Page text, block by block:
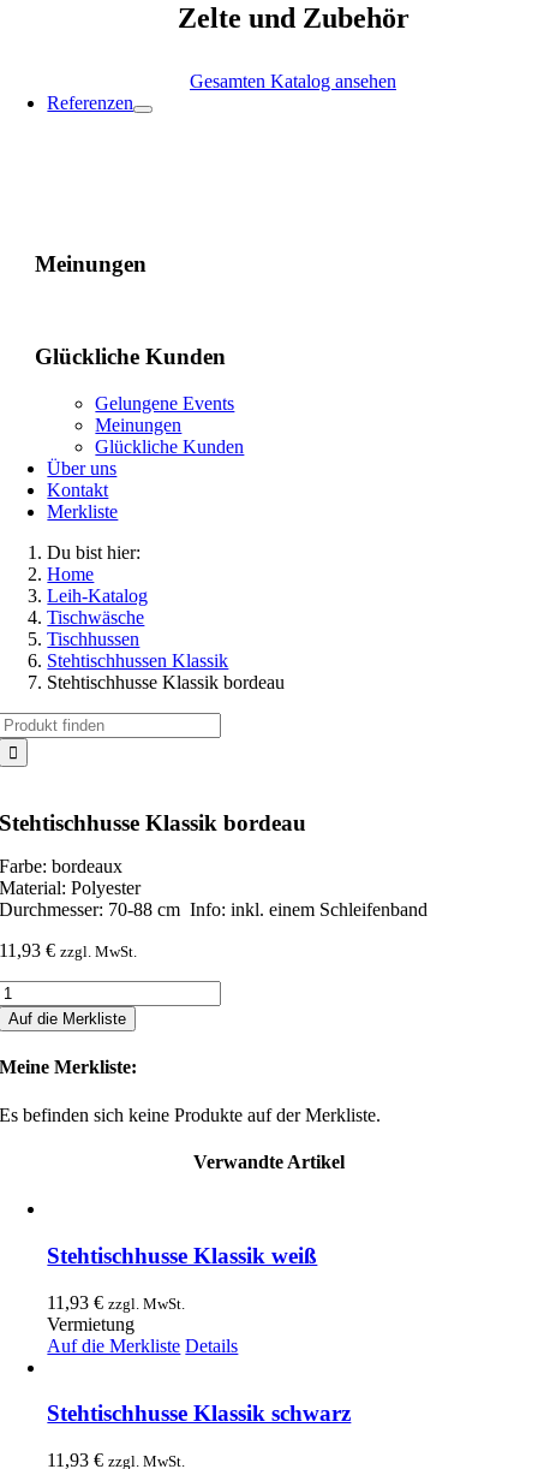
Zelte und Zubehör
Gesamten Katalog ansehen
Referenzen
Meinungen
Glückliche Kunden
Gelungene Events
Meinungen
Glückliche Kunden
Über uns
Kontakt
Merkliste
Du bist hier:
Home
Leih-Katalog
Tischwäsche
Tischhussen
Stehtischhussen Klassik
Stehtischhusse Klassik bordeau
Stehtischhusse Klassik bordeau
Farbe: bordeaux
Material: Polyester
Durchmesser: 70-88 cm Info: inkl. einem Schleifenband
11,93€ zzgl. MwSt.
Auf die Merkliste
Meine Merkliste:
Es befinden sich keine Produkte auf der Merkliste.
Verwandte Artikel
Stehtischhusse Klassik weiß
11,93€ zzgl. MwSt.
Vermietung
Auf die Merkliste Details
Stehtischhusse Klassik schwarz
11,93€ zzgl. MwSt.